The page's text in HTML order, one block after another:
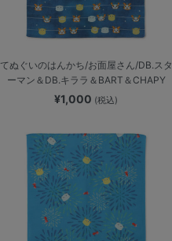
てぬぐいのはんかち/お面屋さん/DB.スタ
ーマン＆DB.キララ＆BART＆CHAPY
¥1,000 (税込)